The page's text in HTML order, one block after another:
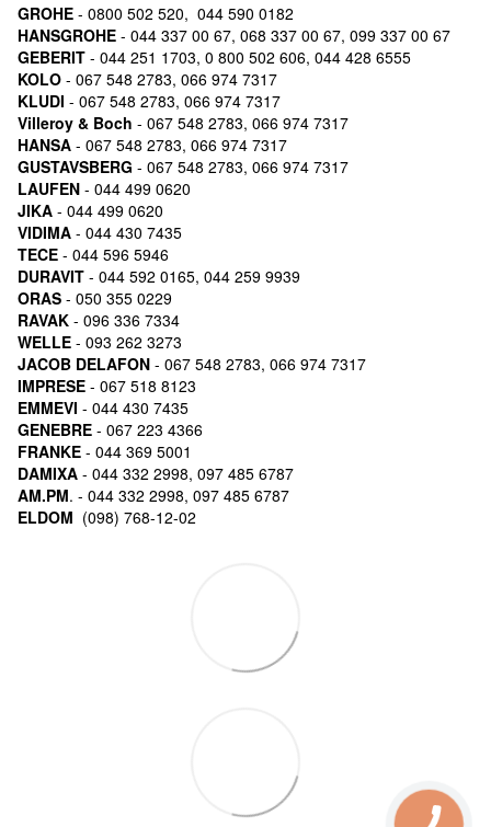
GROHE - 0800 502 520, 044 590 0182
HANSGROHE - 044 337 00 67, 068 337 00 67, 099 337 00 67
GEBERIT - 044 251 1703, 0 800 502 606, 044 428 6555
KOLO - 067 548 2783, 066 974 7317
KLUDI - 067 548 2783, 066 974 7317
Villeroy & Boch - 067 548 2783, 066 974 7317
HANSA - 067 548 2783, 066 974 7317
GUSTAVSBERG - 067 548 2783, 066 974 7317
LAUFEN - 044 499 0620
JIKA - 044 499 0620
VIDIMA - 044 430 7435
TECE - 044 596 5946
DURAVIT - 044 592 0165, 044 259 9939
ORAS - 050 355 0229
RAVAK - 096 336 7334
WELLE - 093 262 3273
JACOB DELAFON - 067 548 2783, 066 974 7317
IMPRESE - 067 518 8123
EMMEVI - 044 430 7435
GENEBRE - 067 223 4366
FRANKE - 044 369 5001
DAMIXA - 044 332 2998, 097 485 6787
AM.PM. - 044 332 2998, 097 485 6787
ELDOM (098) 768-12-02